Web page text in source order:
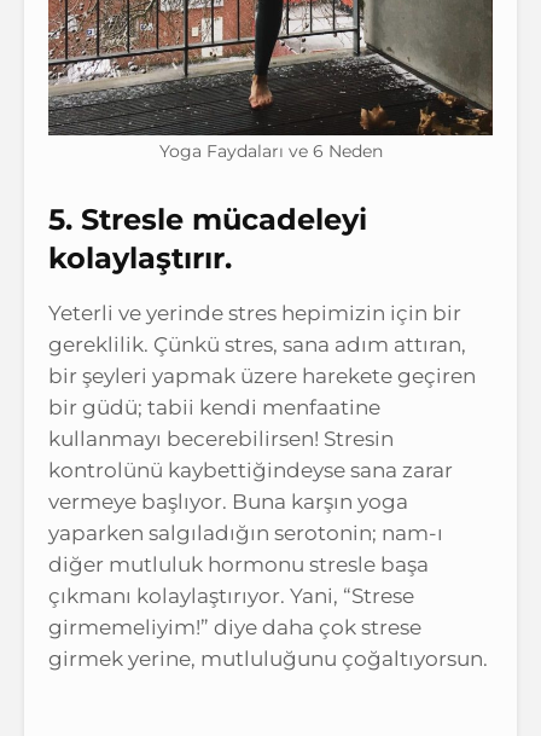
Yoga Faydaları ve 6 Neden
5. Stresle mücadeleyi
kolaylaştırır.
Yeterli ve yerinde stres hepimizin için bir
gereklilik. Çünkü stres, sana adım attıran,
bir şeyleri yapmak üzere harekete geçiren
bir güdü; tabii kendi menfaatine
kullanmayı becerebilirsen! Stresin
kontrolünü kaybettiğindeyse sana zarar
vermeye başlıyor. Buna karşın yoga
yaparken salgıladığın serotonin; nam-ı
diğer mutluluk hormonu stresle başa
çıkmanı kolaylaştırıyor. Yani, “Strese
girmemeliyim!” diye daha çok strese
girmek yerine, mutluluğunu çoğaltıyorsun.